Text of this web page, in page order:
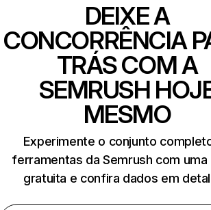
DEIXE A
CONCORRÊNCIA
TRÁS COM A
SEMRUSH
MESMO
Experimente o conjunto
ferramentas da Semrush com uma
gratuita e confira dados em